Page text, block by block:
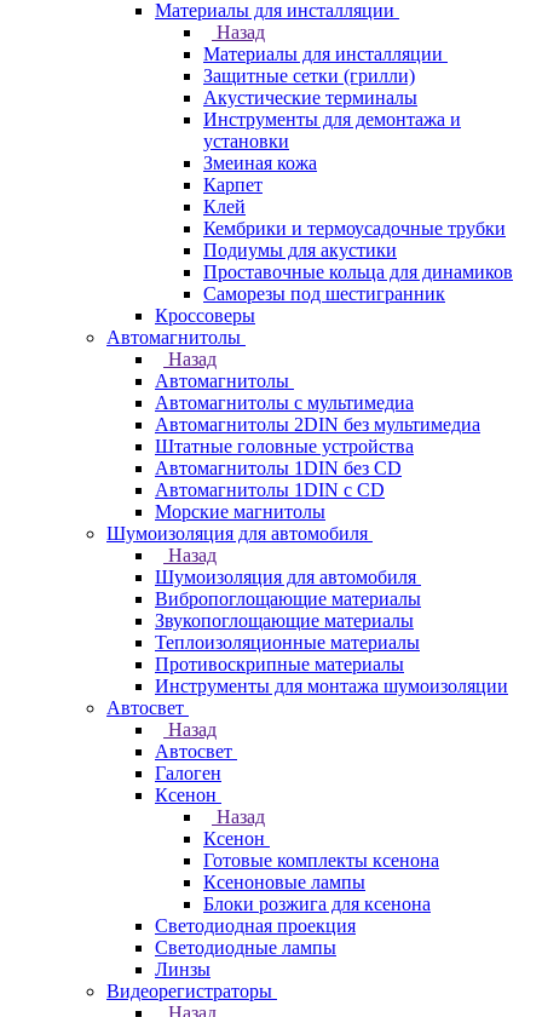
Материалы для инсталляции
Назад
Материалы для инсталляции
Защитные сетки (грилли)
Акустические терминалы
Инструменты для демонтажа и
установки
Змеиная кожа
Карпет
Клей
Кембрики и термоусадочные трубки
Подиумы для акустики
Проставочные кольца для динамиков
Саморезы под шестигранник
Кроссоверы
Автомагнитолы
Назад
Автомагнитолы
Автомагнитолы с мультимедиа
Автомагнитолы 2DIN без мультимедиа
Штатные головные устройства
Автомагнитолы 1DIN без CD
Автомагнитолы 1DIN с CD
Морские магнитолы
Шумоизоляция для автомобиля
Назад
Шумоизоляция для автомобиля
Вибропоглощающие материалы
Звукопоглощающие материалы
Теплоизоляционные материалы
Противоскрипные материалы
Инструменты для монтажа шумоизоляции
Автосвет
Назад
Автосвет
Галоген
Ксенон
Назад
Ксенон
Готовые комплекты ксенона
Ксеноновые лампы
Блоки розжига для ксенона
Светодиодная проекция
Светодиодные лампы
Линзы
Видеорегистраторы
Назад